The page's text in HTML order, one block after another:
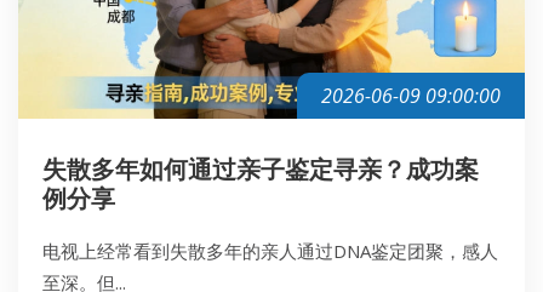
2026-06-09 09:00:00
失散多年如何通过亲子鉴定寻亲？成功案
例分享
电视上经常看到失散多年的亲人通过DNA鉴定团聚，感人
至深。但...